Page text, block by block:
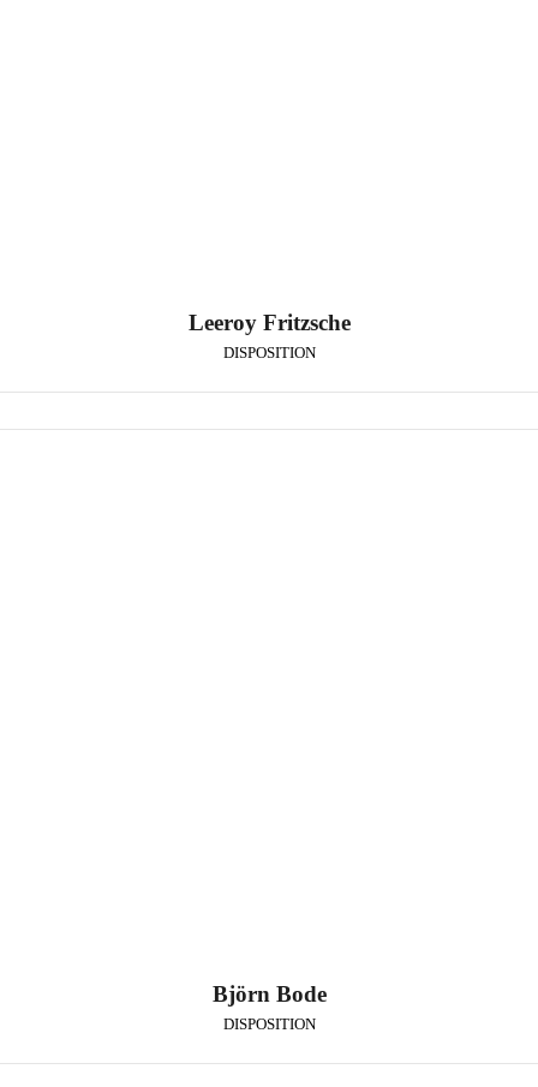
Leeroy Fritzsche
DISPOSITION
Björn Bode
DISPOSITION